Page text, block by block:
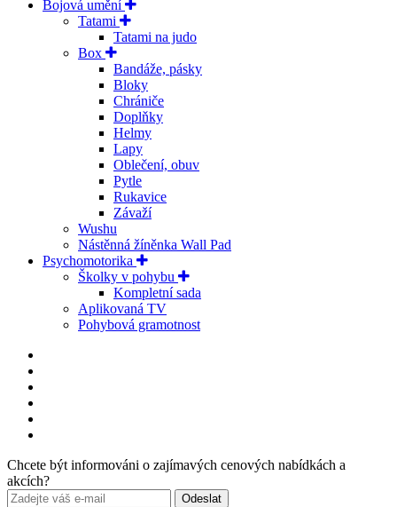
Bojová umění
Tatami
Tatami na judo
Box
Bandáže, pásky
Bloky
Chrániče
Doplňky
Helmy
Lapy
Oblečení, obuv
Pytle
Rukavice
Závaží
Wushu
Nástěnná žíněnka Wall Pad
Psychomotorika
Školky v pohybu
Kompletní sada
Aplikovaná TV
Pohybová gramotnost
Chcete být informováni o zajímavých cenových nabídkách a
akcích?
Odeslat